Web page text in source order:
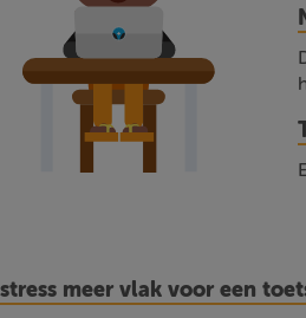
meer vlak voor een